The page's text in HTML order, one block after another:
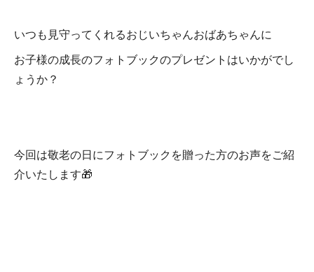
いつも見守ってくれるおじいちゃんおばあちゃんに
お子様の成長のフォトブックのプレゼントはいかがでし
ょうか？
今回は敬老の日にフォトブックを贈った方のお声をご紹
介いたします🎁